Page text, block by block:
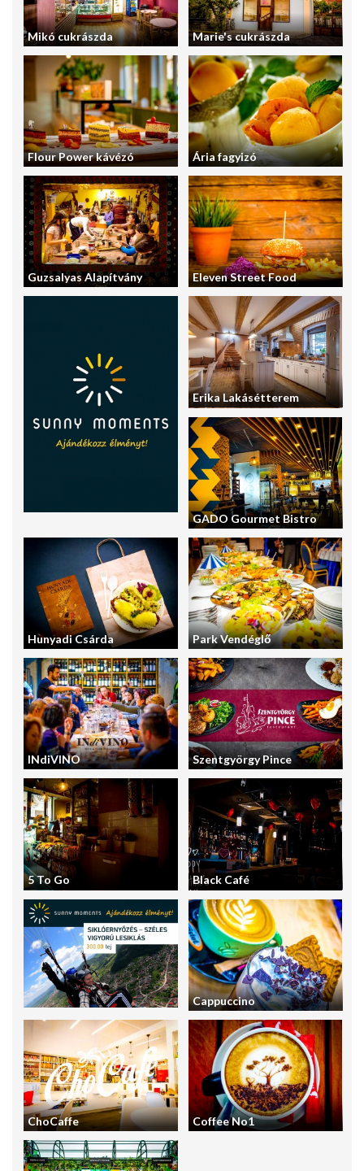
Mikó cukrászda Marie's cukrászda
Flour Power kávézó Ária fagyizó
Guzsalyas Alapítvány Eleven Street Food
Erika Lakásétterem
GADO Gourmet Bistro
Hunyadi Csárda Park Vendéglő
INdiVINO Szentgyörgy Pince
5 To Go Black Café
Cappuccino
ChoCaffe Coffee No1